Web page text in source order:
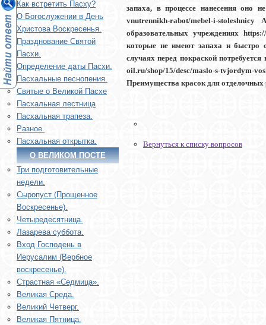
Как встретить Пасху?
О Богослужении в День
Христова Воскресенья.
Празднование Святой
Пасхи.
Определение даты Пасхи.
Пасхальные песнопения.
Святые о Великой Пасхе
Пасхальная лестница
Пасхальная трапеза.
Разное.
Пасхальная открытка.
О ВЕЛИКОМ ПОСТЕ
Три подготовительные
недели.
Сыропуст (Прощенное
Воскресенье).
Четыредесятница.
Лазарева суббота.
Вход Господень в
Иерусалим (Вербное
воскресенье).
Страстная «Седмица».
Великая Среда.
Великий Четверг.
Великая Пятница.
запаха, в процессе нанесения оно
vnutrennikh-rabot/mebel-i-
образовательных учреждениях
которые не имеют запаха и быстро
случаях перед покраской
oil.ru/shop/15/desc/maslo-s-
Преимущества красок для
Вернуться к списку вопросов